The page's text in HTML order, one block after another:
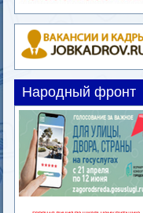
Народный фронт